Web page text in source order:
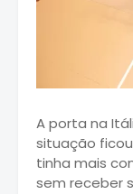
A porta na
situação
tinha mais
sem receber